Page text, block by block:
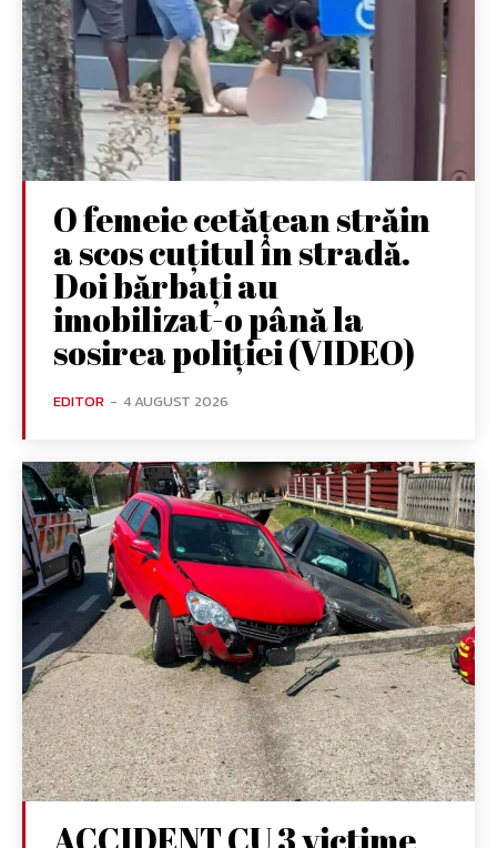
O femeie cetățean străin
a scos cuțitul în stradă.
Doi bărbați au
imobilizat-o până la
sosirea poliției (VIDEO)
EDITOR - 4 AUGUST 2026